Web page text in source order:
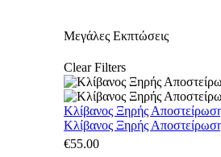
Μεγάλες Εκπτώσεις
Clear Filters
Κλίβανος Ξηρής
Κλίβανος Ξηρής
€55.00